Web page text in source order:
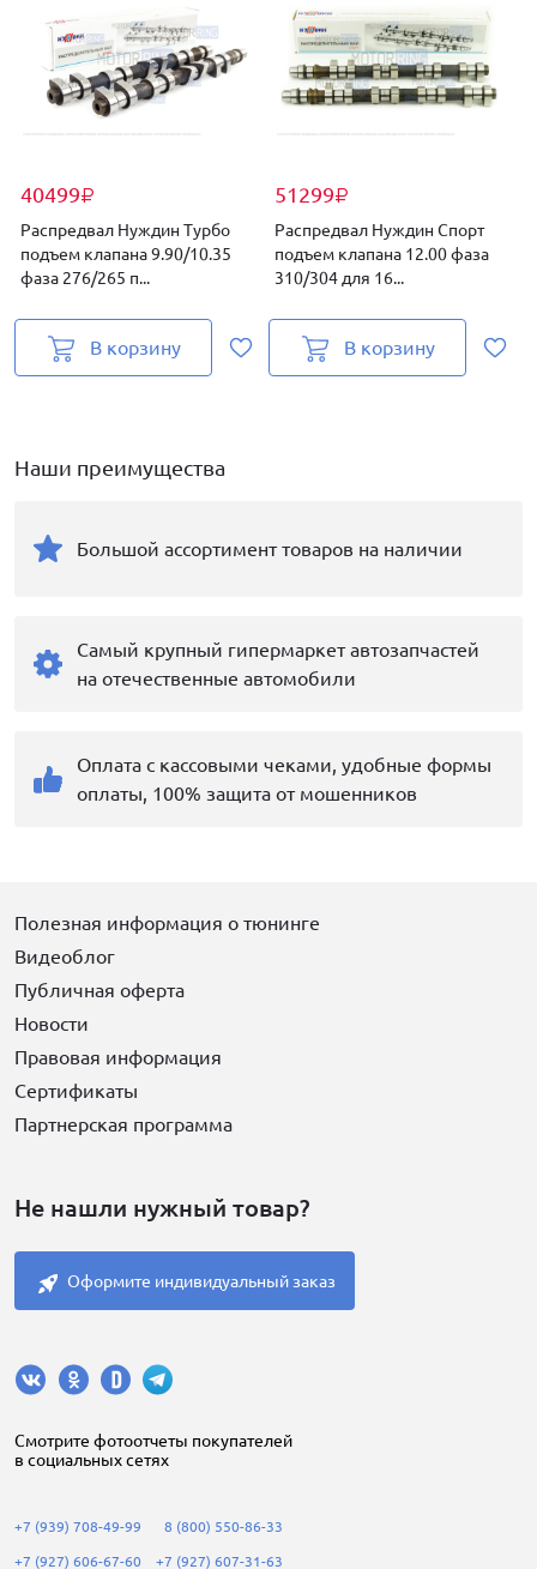
40499₽
Распредвал Нуждин Турбо
подъем клапана 9.90/10.35
фаза 276/265 п...
В корзину
51299₽
Распредвал Нуждин Спорт
подъем клапана 12.00 фаза
310/304 для 16...
В корзину
Наши преимущества
Большой ассортимент товаров на наличии
Самый крупный гипермаркет автозапчастей
на отечественные автомобили
Оплата с кассовыми чеками, удобные формы
оплаты, 100% защита от мошенников
Полезная информация о тюнинге
Видеоблог
Публичная оферта
Новости
Правовая информация
Сертификаты
Партнерская программа
Не нашли нужный товар?
Оформите индивидуальный заказ
Cмотрите фотоотчеты покупателей
в социальных сетях
+7 (939) 708-49-99
+7 (927) 606-67-60
8 (800) 550-86-33
+7 (927) 607-31-63